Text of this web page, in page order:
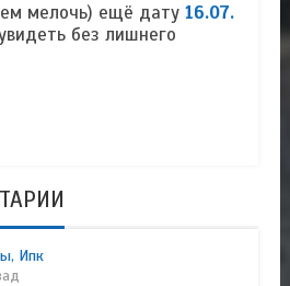
мелочь) ещё дату 16.07.
без лишнего
Ипк